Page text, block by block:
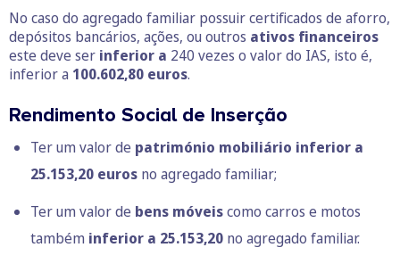
No caso do agregado familiar possuir certificados de aforro,
depósitos bancários, ações, ou outros ativos financeiros
este deve ser inferior a 240 vezes o valor do IAS, isto é,
inferior a 100.602,80 euros.
Rendimento Social de Inserção
Ter um valor de património mobiliário inferior a
25.153,20 euros no agregado familiar;
Ter um valor de bens móveiscomo carros e motos
também inferior a 25.153,20 no agregado familiar.